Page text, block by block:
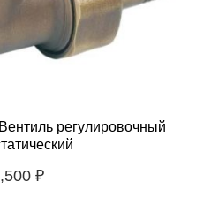
регулировочный
₽